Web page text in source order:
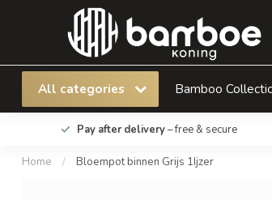
All categories Bamboo
Pay after delivery– free & secure
Home / Bloempot binnen Grijs 1Ijzer
Bloempot binnen Grijs 1Ijzer